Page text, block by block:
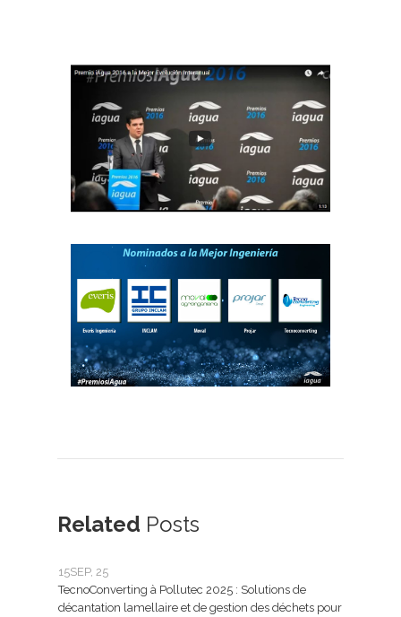
Related Posts
15SEP, 25
TecnoConverting à Pollutec 2025 : Solutions de
décantation lamellaire et de gestion des déchets pour